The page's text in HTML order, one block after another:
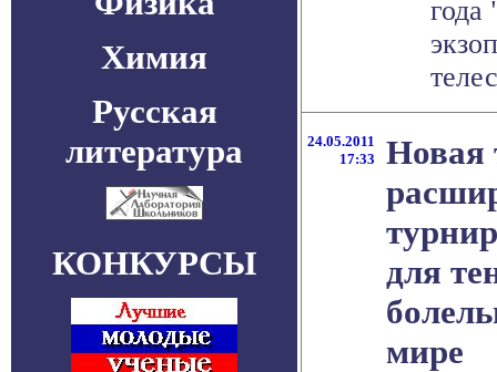
Химия
Русская
литература
КОНКУРСЫ
года
24.05.2011
17:33
Новая
для
мире